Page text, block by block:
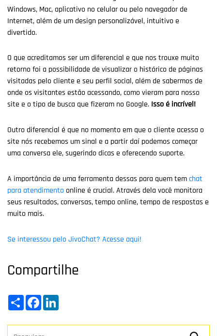
Windows, Mac, aplicativo no celular ou pelo navegador de
Internet, além de um design personalizável, intuitivo e
divertido.
O que acreditamos ser um diferencial e que nos trouxe muito
retorno foi a possibilidade de visualizar o histórico de páginas
visitadas pelo cliente e seu perfil social, além de sabermos de
onde os visitantes estão acessando, como vieram para nosso
site e o tipo de busca que fizeram no Google. Isso é incrível!
Outro diferencial é que no momento em que o cliente acessa o
site nós recebemos um sinal e a partir daí podemos começar
uma conversa ele, sugerindo dicas e oferecendo suporte.
A importância de uma ferramenta dessas para quem tem chat
para atendimento online é crucial. Através dela você monitora
seus resultados, conversas, tempo online, tempo de respostas e
muito mais.
Se interessou pelo JivoChat? Acesse aqui!
Compartilhe
ShareFacebook